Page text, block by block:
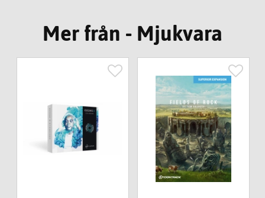
Mer från - Mjukvara